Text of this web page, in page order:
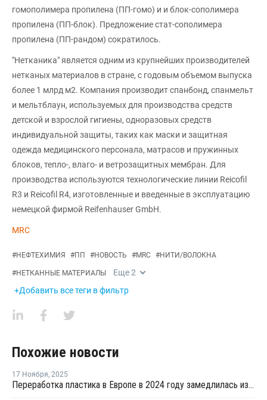
гомополимера пропилена (ПП-гомо) и и блок-сополимера
пропилена (ПП-блок). Предложение стат-сополимера
пропилена (ПП-рандом) сократилось.
"Нетканика" является одним из крупнейших производителей
нетканых материалов в стране, с годовым объемом выпуска
более 1 млрд м2. Компания производит спанбонд, спанмельт
и мельтблаун, используемых для производства средств
детской и взрослой гигиены, одноразовых средств
индивидуальной защиты, таких как маски и защитная
одежда медицинского персонала, матрасов и пружинных
блоков, тепло-, влаго- и ветрозащитных мембран. Для
производства используются технологические линии Reicofil
R3 и Reicofil R4, изготовленные и введенные в эксплуатацию
немецкой фирмой Reifenhauser GmbH.
MRC
#НЕФТЕХИМИЯ #ПП #НОВОСТЬ #MRC #НИТИ/ВОЛОКНА
#НЕТКАННЫЕ МАТЕРИАЛЫ Еще2
+Добавить все теги в фильтр
Похожие новости
17 Ноября, 2025
Переработка пластика в Европе в 2024 году замедлилась из-за роста импорта и слабого спроса